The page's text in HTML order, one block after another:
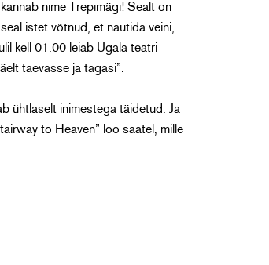
nime Trepimägi! Sealt on
istet võtnud, et nautida veini,
kell 01.00 leiab Ugala teatri
taevasse ja tagasi”.
ühtlaselt inimestega täidetud. Ja
to Heaven” loo saatel, mille